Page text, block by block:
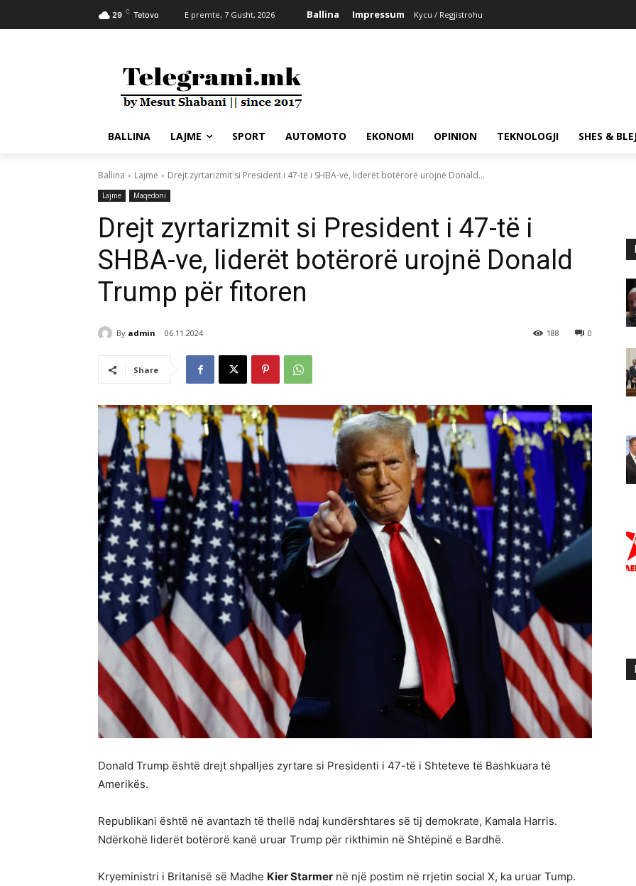
29 C Tetovo E premte, 7 Gusht, 2026 Ballina Impressum Kycu / Regjistrohu
BALLINA LAJME SPORT AUTOMOTO EKONOMI OPINION TEKNOLOGJI SHES &
Ballina Lajme Drejt zyrtarizmit si President i 47-të i SHBA-ve, liderët botërorë urojnë Donald...
Lajme Maqedoni
Drejt zyrtarizmit si President i 47-të i
SHBA-ve, liderët botërorë urojnë Donald
Trump për fitoren
By admin 06.11.2024 0
188
Share
Donald Trump është drejt shpalljes zyrtare si Presidenti i 47-të i Shteteve të Bashkuara të
Amerikës.
Republikani është në avantazh të thellë ndaj kundërshtares së tij demokrate, Kamala Harris.
Ndërkohë liderët botërorë kanë uruar Trump për rikthimin në Shtëpinë e Bardhë.
Kryeministri i Britanisë së Madhe Kier Starmer në një postim në rrjetin social X, ka uruar Tump.